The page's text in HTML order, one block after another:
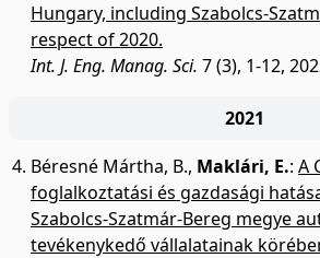
Hungary, including Szabolcs-
respect of 2020.
Int. J. Eng. Manag. Sci. 7 (3), 1-12,
2021
Béresné Mártha, B., Maklári, E.: A
foglalkoztatási és gazdasági
Szabolcs-Szatmár-Bereg megye
tevékenykedő vállalatainak